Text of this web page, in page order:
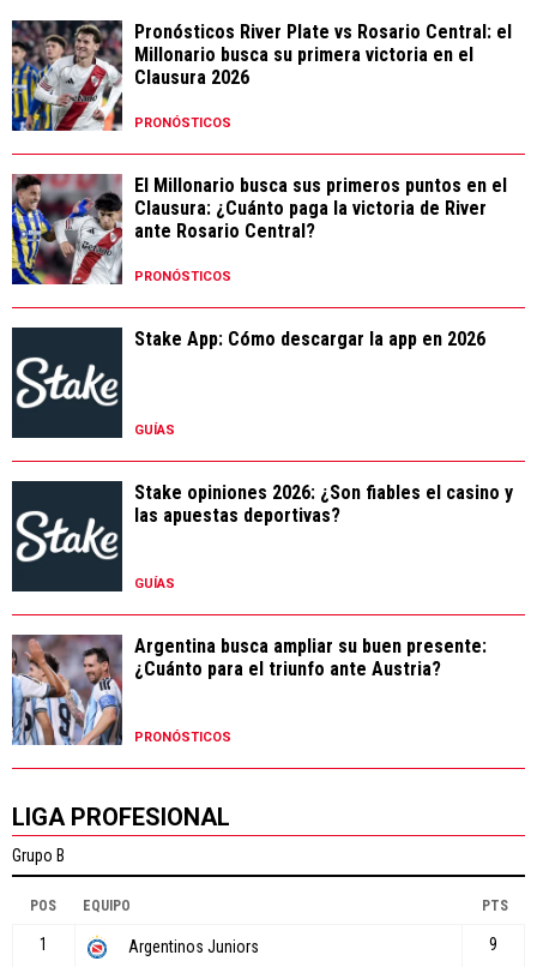
Pronósticos River Plate vs Rosario Central: el
Millonario busca su primera victoria en el
Clausura 2026
PRONÓSTICOS
El Millonario busca sus primeros puntos en el
Clausura: ¿Cuánto paga la victoria de River
ante Rosario Central?
PRONÓSTICOS
Stake App: Cómo descargar la app en 2026
GUÍAS
Stake opiniones 2026: ¿Son fiables el casino y
las apuestas deportivas?
GUÍAS
Argentina busca ampliar su buen presente:
¿Cuánto para el triunfo ante Austria?
PRONÓSTICOS
LIGA PROFESIONAL